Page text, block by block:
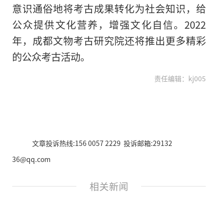
意识通俗地将考古成果转化为社会知识，给
公众提供文化营养，增强文化自信。2022
年，成都文物考古研究院还将推出更多精彩
的公众考古活动。
责任编辑：kj005
文章投诉热线:156 0057 2229 投诉邮箱:29132
36@qq.com
相关新闻